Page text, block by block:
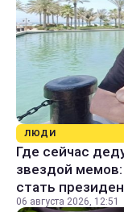
ЛЮДИ
Где сейчас
звездой
стать
06 августа 2026, 12:51